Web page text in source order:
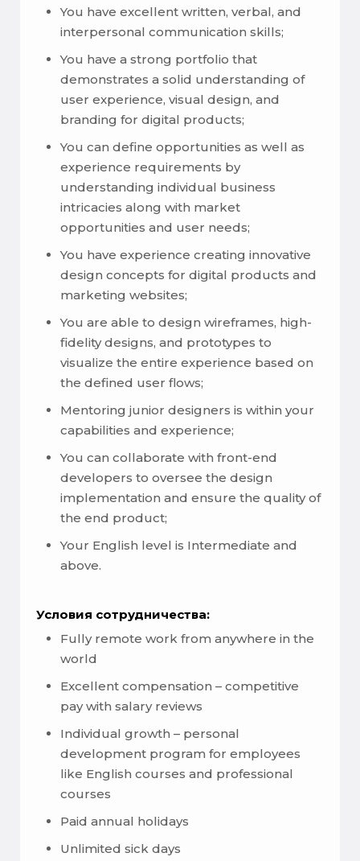
You have excellent written, verbal, and
interpersonal communication skills;
You have a strong portfolio that
demonstrates a solid understanding of
user experience, visual design, and
branding for digital products;
You can define opportunities as well as
experience requirements by
understanding individual business
intricacies along with market
opportunities and user needs;
You have experience creating innovative
design concepts for digital products and
marketing websites;
You are able to design wireframes, high-
fidelity designs, and prototypes to
visualize the entire experience based on
the defined user flows;
Mentoring junior designers is within your
capabilities and experience;
You can collaborate with front-end
developers to oversee the design
implementation and ensure the quality of
the end product;
Your English level is Intermediate and
above.
Условия сотрудничества:
Fully remote work from anywhere in the
world
Excellent compensation – competitive
pay with salary reviews
Individual growth – personal
development program for employees
like English courses and professional
courses
Paid annual holidays
Unlimited sick days